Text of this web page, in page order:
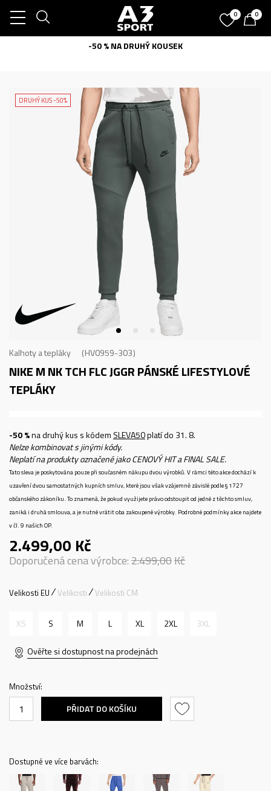
0 0
-50 % NA DRUHÝ KOUSEK
DRUHÝ KUS -50%
Kalhoty a tepláky HV0959-303
NIKE M NK TCH FLC JGGRPÁNSKÉ LIFESTYLOVÉ
TEPLÁKY
-50 %na druhý kus s kódem SLEVA50platí do 31. 8.
Nelze kombinovat s jinými kódy.
Neplatí na produkty označené jako CENOVÝ HIT a FINAL SALE.
Tato sleva je poskytována pouze při současném nákupu dvou výrobků. V rámci této akce dochází k
uzavření dvou samostatných kupních smluv, které jsou však vzájemně závislé podle § 1727
občanského zákoníku. To znamená, že pokud využijete právo odstoupit od jedné z těchto smluv,
zaniká i druhá smlouva, a je nutné vrátit oba zakoupené výrobky. Podrobné podmínky akce najdete
v čl. 9 našich OP.
2.499,00 Kč
Doporučená cena výrobce:2.499,00Kč
Velikosti EU Velikosti Velikosti CM
XS S M L XL 2XL 3XL
Ověřte si dostupnost na prodejnách
Množství:
PŘIDAT DO KOŠÍKU
Dostupné ve více barvách: